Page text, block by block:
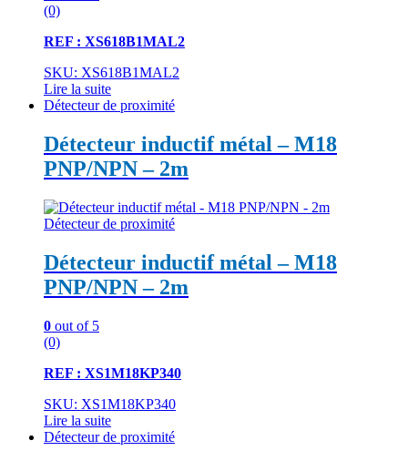
(0)
REF : XS618B1MAL2
SKU: XS618B1MAL2
Lire la suite
Détecteur de proximité
Détecteur inductif métal – M18
PNP/NPN – 2m
Détecteur de proximité
Détecteur inductif métal – M18
PNP/NPN – 2m
0 out of 5
(0)
REF : XS1M18KP340
SKU: XS1M18KP340
Lire la suite
Détecteur de proximité